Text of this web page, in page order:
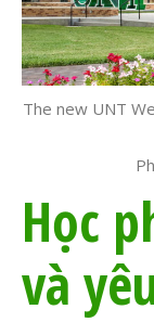
The new UNT
Học
và